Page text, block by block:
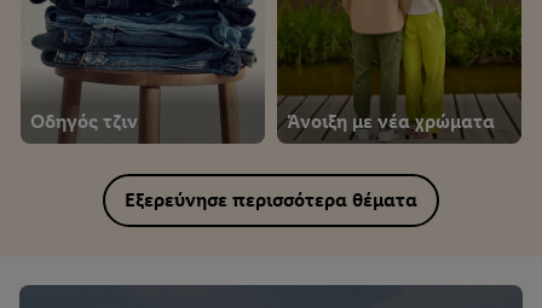
Οδηγός τζιν Άνοιξη με νέα χρώματα
Εξερεύνησε περισσότερα θέματα